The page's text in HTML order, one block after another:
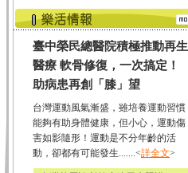
臺中榮民總醫院積極推動再生
醫療 軟骨修復，一次搞定！
助病患再創「膝」望
台灣運動風氣漸盛，雖培養運動習慣
能夠有助身體健康，但小心，運動傷
害如影隨形！運動是不分年齡的活
動，卻都有可能發生.......<詳全文>